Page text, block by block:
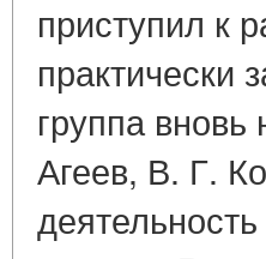
приступил к
практически
группа
Агеев, В. Г.